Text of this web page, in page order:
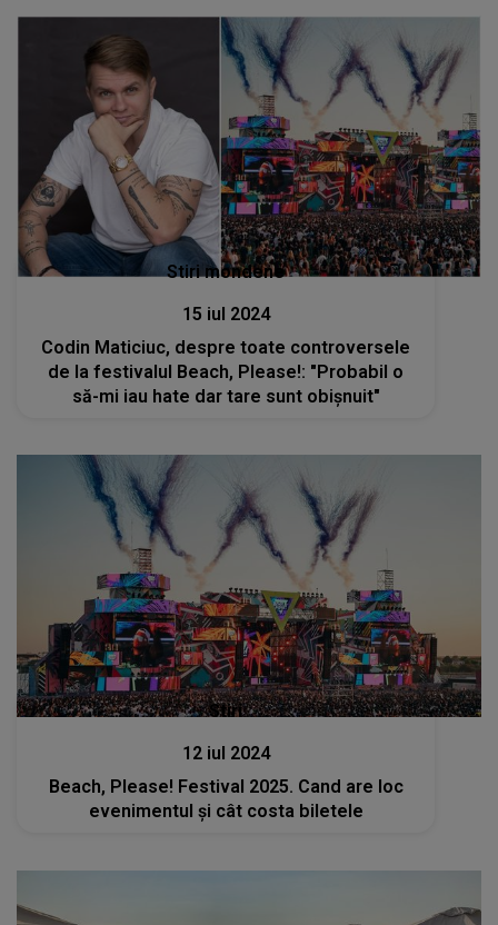
Stiri mondene
15 iul 2024
Codin Maticiuc, despre toate controversele
de la festivalul Beach, Please!: "Probabil o
să-mi iau hate dar tare sunt obișnuit"
Stiri
12 iul 2024
Beach, Please! Festival 2025. Cand are loc
evenimentul și cât costa biletele